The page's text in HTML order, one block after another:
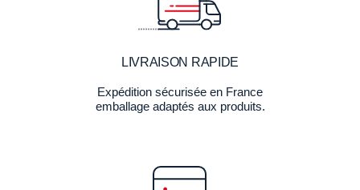
LIVRAISON RAPIDE
Expédition sécurisée en France
emballage adaptés aux produits.